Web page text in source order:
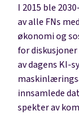
I 2015 ble
av alle FNs
økonomi og
for
av dagens KI-
innsamlede
spekter av